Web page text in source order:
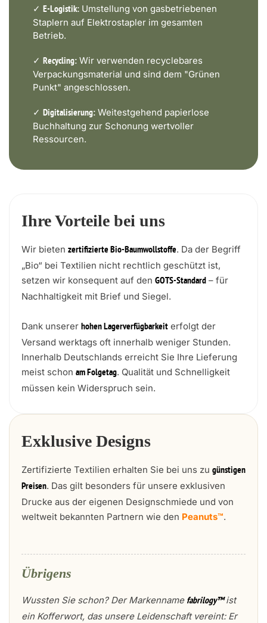
✓ E-Logistik: Umstellung von gasbetriebenen
Staplern auf Elektrostapler im gesamten
Betrieb.
✓ Recycling: Wir verwenden recyclebares
Verpackungsmaterial und sind dem "Grünen
Punkt" angeschlossen.
✓ Digitalisierung: Weitestgehend papierlose
Buchhaltung zur Schonung wertvoller
Ressourcen.
Ihre Vorteile bei uns
Wir bieten zertifizierte Bio-Baumwollstoffe. Da der Begriff
„Bio“ bei Textilien nicht rechtlich geschützt ist,
setzen wir konsequent auf den GOTS-Standard – für
Nachhaltigkeit mit Brief und Siegel.
Dank unserer hohen Lagerverfügbarkeit erfolgt der
Versand werktags oft innerhalb weniger Stunden.
Innerhalb Deutschlands erreicht Sie Ihre Lieferung
meist schon am Folgetag. Qualität und Schnelligkeit
müssen kein Widerspruch sein.
Exklusive Designs
Zertifizierte Textilien erhalten Sie bei uns zu günstigen
Preisen. Das gilt besonders für unsere exklusiven
Drucke aus der eigenen Designschmiede und von
weltweit bekannten Partnern wie den Peanuts™.
Übrigens
Wussten Sie schon? Der Markenname fabrilogy™ist
ein Kofferwort, das unsere Leidenschaft vereint: Er